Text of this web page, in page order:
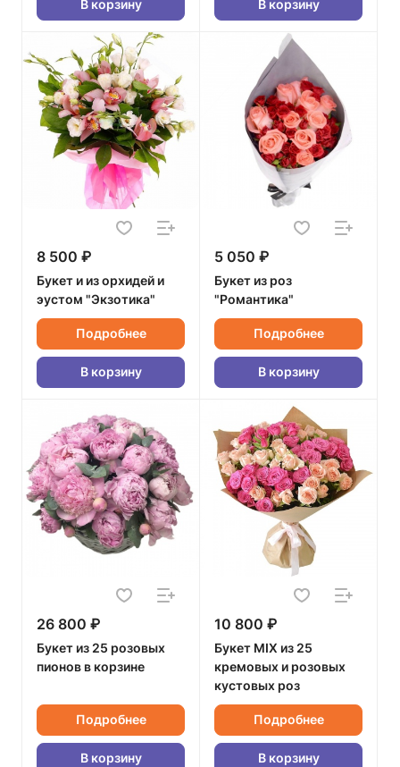
В корзину В корзину
8 500 ₽
Букет и из орхидей и
эустом "Экзотика"
Подробнее
В корзину
5 050 ₽
Букет из роз
"Романтика"
Подробнее
В корзину
26 800 ₽
Букет из 25 розовых
пионов в корзине
Подробнее
В корзину
10 800 ₽
Букет MIX из 25
кремовых и розовых
кустовых роз
Подробнее
В корзину